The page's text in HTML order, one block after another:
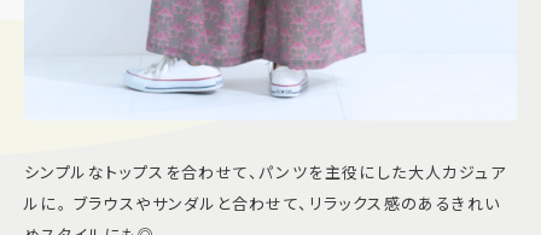
シンプルなトップスを合わせて、パンツを主役にした大人カジュア
ルに。 ブラウスやサンダルと合わせて、リラックス感のあるきれい